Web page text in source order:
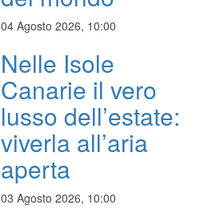
04 Agosto 2026, 10:00
Nelle Isole
Canarie il vero
lusso dell’estate:
viverla all’aria
aperta
03 Agosto 2026, 10:00